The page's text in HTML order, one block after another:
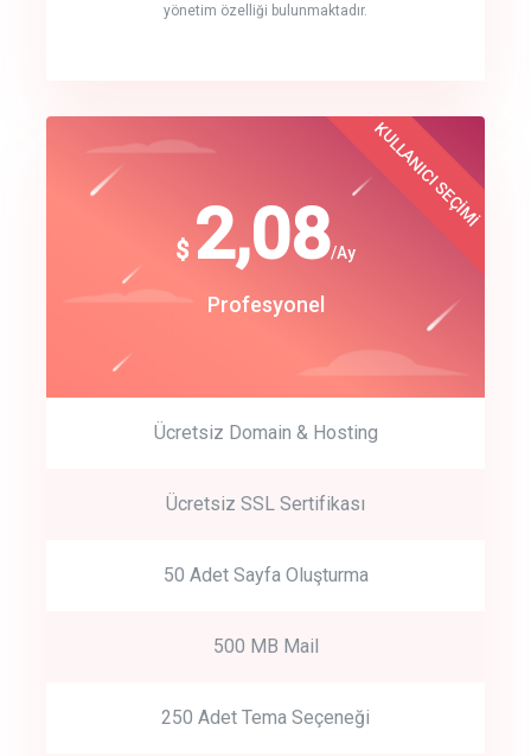
yönetim özelliği bulunmaktadır.
crm auto cync
track energy costs
Get Started
Start by trying our service for 30 days free trial no credit card
$ 2,08/Ay
Profesyonel
KULLANICI SEÇİMİ
Ücretsiz Domain & Hosting
Ücretsiz SSL Sertifikası
50 Adet Sayfa Oluşturma
500 MB Mail
250 Adet Tema Seçeneği
$
180
Start Up
Best Choice